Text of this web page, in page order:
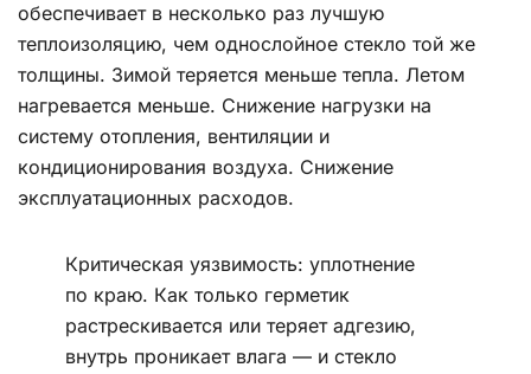
обеспечивает в несколько раз лучшую
теплоизоляцию, чем однослойное стекло той же
толщины. Зимой теряется меньше тепла. Летом
нагревается меньше. Снижение нагрузки на
систему отопления, вентиляции и
кондиционирования воздуха. Снижение
эксплуатационных расходов.
Критическая уязвимость: уплотнение
по краю. Как только герметик
растрескивается или теряет адгезию,
внутрь проникает влага — и стекло